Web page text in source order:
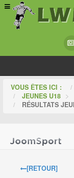
VOUS ÊTES ICI :
JEUNES U18 >
RÉSULTATS
[RETOUR]